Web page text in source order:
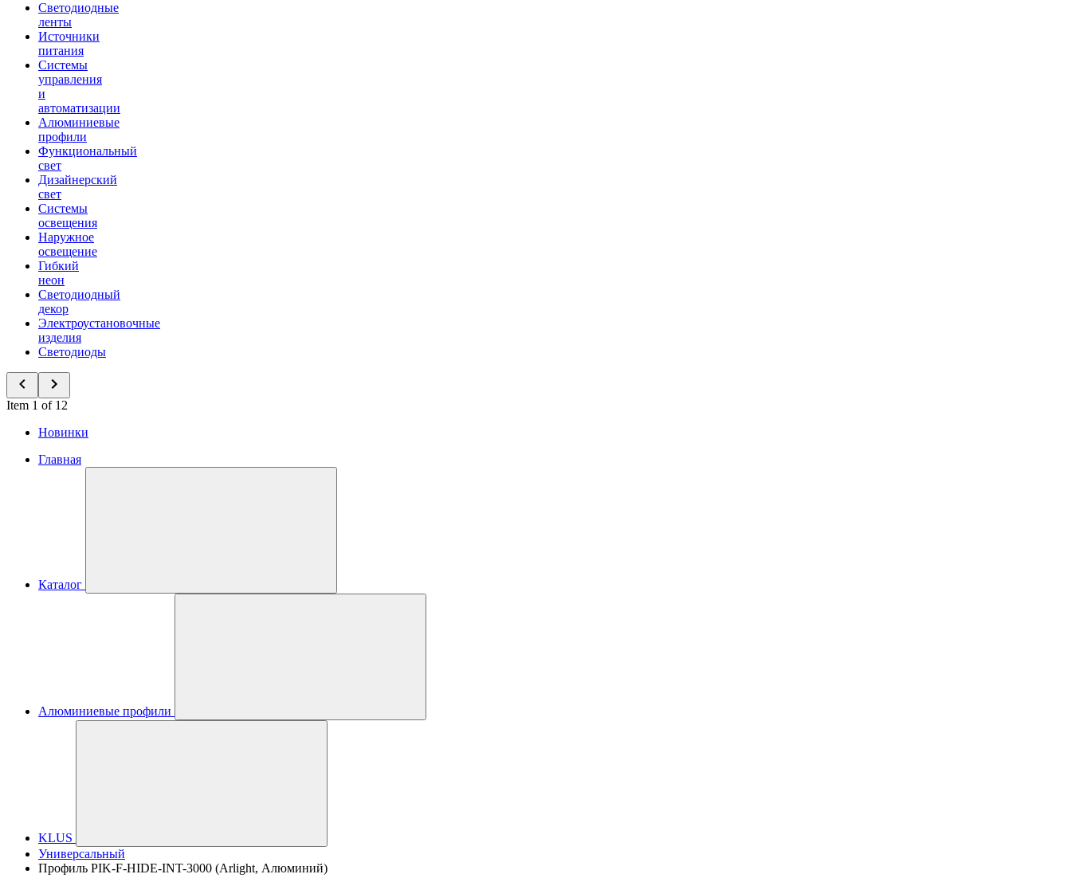
Светодиодные
ленты
Источники
питания
Системы
управления
и
автоматизации
Алюминиевые
профили
Функциональный
свет
Дизайнерский
свет
Системы
освещения
Наружное
освещение
Гибкий
неон
Светодиодный
декор
Электроустановочные
изделия
Светодиоды
Item 1 of 12
Новинки
Главная
Каталог
Алюминиевые профили
KLUS
Универсальный
Профиль PIK-F-HIDE-INT-3000 (Arlight, Алюминий)